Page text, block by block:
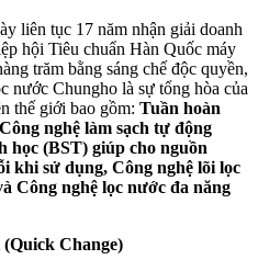
liên tục 17 năm nhận giải doanh
hội Tiêu chuẩn Hàn Quốc máy
trăm bằng sáng chế độc quyền,
nước Chungho là sự tổng hòa của
thế giới bao gồm: Tuần hoàn
nghệ làm sạch tự động
học (BST) giúp cho nguồn
khi sử dụng, Công nghệ lõi lọc
Công nghệ lọc nước đa năng
Change)